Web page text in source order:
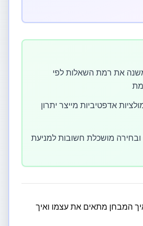
את רמת השאלות לפי
אדפטיביות מייצר יתרון
מושכלת חשובות למניעת
המבחן מתאים את עצמו ואיך